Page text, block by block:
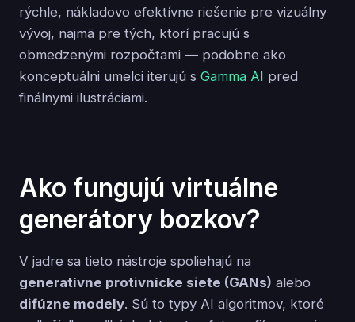
rýchle, nákladovo efektívne riešenie pre vizuálny
vývoj, najmä pre tých, ktorí pracujú s
obmedzenými rozpočtami — podobne ako
konceptuálni umelci iterujú s Gamma AI pred
finálnymi ilustráciami.
Ako fungujú virtuálne
generátory bozkov?
V jadre sa tieto nástroje spoliehajú na
generatívne protivnícke siete (GANs) alebo
difúzne modely. Sú to typy AI algoritmov, ktoré